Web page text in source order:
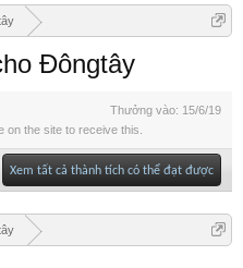
Đôngtây
Thưởng vào: 15/6/19
on the site to receive this.
Xem tất cả thành tích có thể đạt được